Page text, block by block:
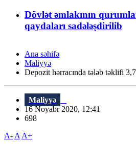
Dövlət əmlakının
qaydaları sadələşdirilib
Ana səhifə
Maliyyə
Depozit hərracında tələb təklifi
Maliyyə
16 Noyabr 2020, 12:41
698
A- A A+